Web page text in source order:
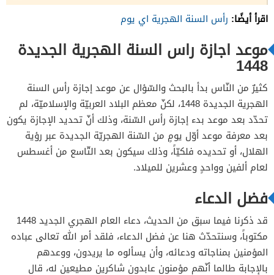
اقرأ أيضًا: رأس السنة الهجرية اي يوم
موعد اجازة راس السنة الهجرية الجديدة
1448
كثيرٌ من النّاس بدأ بالبحث والسّؤال عن موعد إجازة رأس السنة
الهجرية الجديدة 1448، لكنّ معظم البلاد العربيّة والإسلاميّة، لم
تحدّد بعد موعد بدء إجازة رأس السّنة، وذلك أنّ تحديد الإجازة يكون
بعد معرفة موعد أوّل يومٍ من السّنة الهجريّة الجديدة عبر رؤية
الهلال، أو تحديده فلكيّاً، وذلك سيكون بعد التّاسع من أغسطس
لعام ألفين وواحدٍ وعشرين للميلاد.
فضل الدعاء
قد ذكرنا فيما سبق من الحديث، دعاء العام الهجري الجديد 1448
مكتوباً، وسنتحدّث هنا عن فضل الدعاء، فلقد أمر الله تعالى عباده
المؤمنين بمناجاته ودعائه، وأن يسألوه ما يريدون، ووعدهم
بالإجابة طالما أنّهم مؤمنون عابدون شاكرين مطيعين له، قال